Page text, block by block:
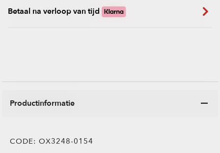
Betaal na verloop van tijd
Productinformatie
CODE: OX3248-0154